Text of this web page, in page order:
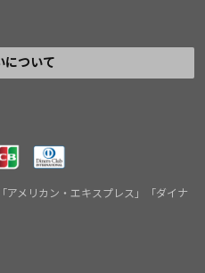
について
アメリカン・エキスプレス」「ダイナ